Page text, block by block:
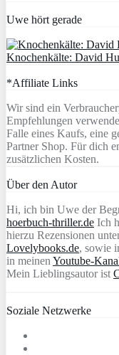
Uwe hört gerade
Knochenkälte: David
*Affiliate Links
Wir sind ein
Empfehlungen
Falle eines Kaufs, eine
Partner Shop. Für dich
zusätzlichen Kosten.
Über den Autor
Hi, ich bin Uwe der
hoerbuch-thriller.de Ich
hierzu Rezensionen
Lovelybooks.de, sowie
in meinen Youtube-
Mein Lieblingsautor ist
Soziale Netzwerke